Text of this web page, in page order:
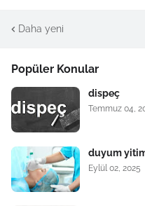
Daha yeni
Popüler Konular
dispeç
Temmuz 04,
duyum
Eylül 02, 2025